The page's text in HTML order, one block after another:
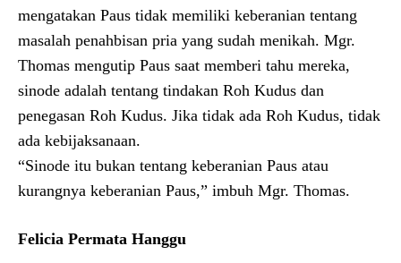
mengatakan Paus tidak memiliki keberanian tentang
masalah penahbisan pria yang sudah menikah. Mgr.
Thomas mengutip Paus saat memberi tahu mereka,
sinode adalah tentang tindakan Roh Kudus dan
penegasan Roh Kudus. Jika tidak ada Roh Kudus, tidak
ada kebijaksanaan.
“Sinode itu bukan tentang keberanian Paus atau
kurangnya keberanian Paus,” imbuh Mgr. Thomas.
Felicia Permata Hanggu